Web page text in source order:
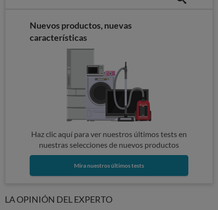
Nuevos productos, nuevas
características
Haz clic aquí para ver nuestros últimos tests en
nuestras selecciones de nuevos productos
Mira nuestros últimos tests
LA OPINIÓN DEL EXPERTO